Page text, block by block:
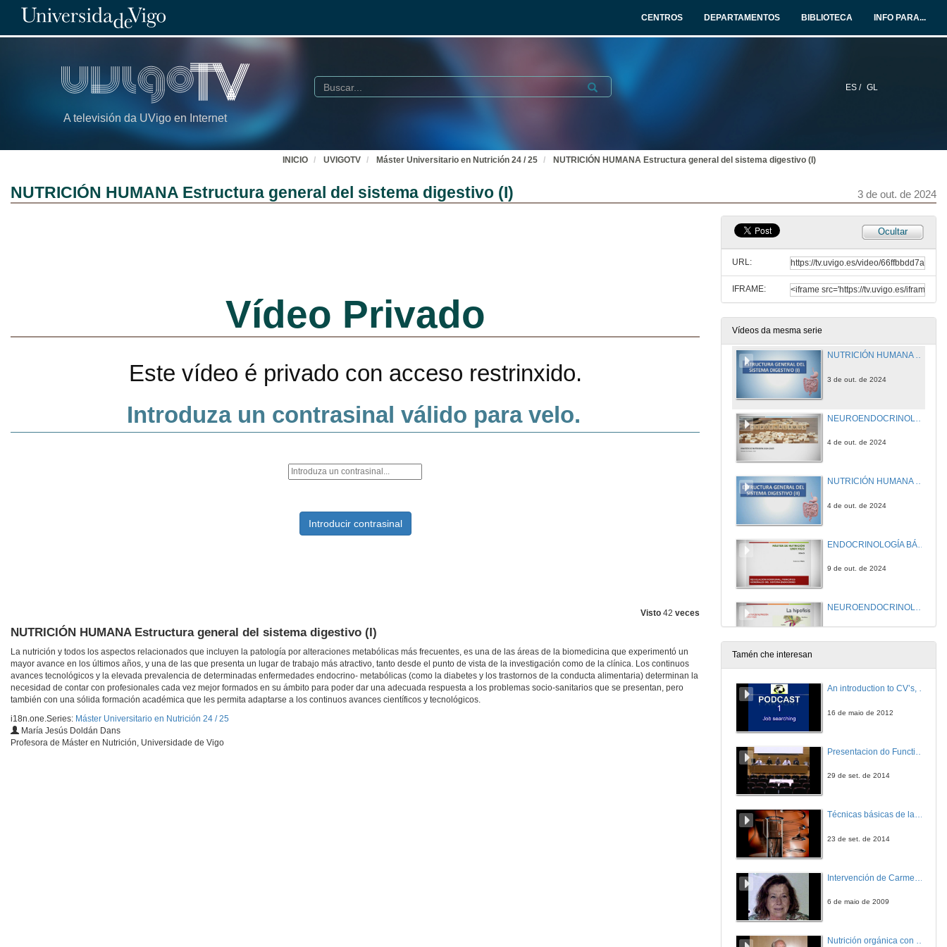
CENTROS DEPARTAMENTOS BIBLIOTECA INFO PARA...
A televisión da UVigo en Internet
ES / GL
Buscar Submit
INICIO UVIGOTV Máster Universitario en Nutrición 24 / 25 NUTRICIÓN HUMANA Estructura general del sistema digestivo (I)
NUTRICIÓN HUMANA Estructura general del sistema digestivo (I) 3 de out. de 2024
Visto 42 veces
NUTRICIÓN HUMANA Estructura general del sistema digestivo (I)
La nutrición y todos los aspectos relacionados que incluyen la patología por alteraciones metabólicas más frecuentes, es una de las áreas de la biomedicina que experimentó un
mayor avance en los últimos años, y una de las que presenta un lugar de trabajo más atractivo, tanto desde el punto de vista de la investigación como de la clínica. Los continuos
avances tecnológicos y la elevada prevalencia de determinadas enfermedades endocrino- metabólicas (como la diabetes y los trastornos de la conducta alimentaria) determinan la
necesidad de contar con profesionales cada vez mejor formados en su ámbito para poder dar una adecuada respuesta a los problemas socio-sanitarios que se presentan, pero
también con una sólida formación académica que les permita adaptarse a los continuos avances científicos y tecnológicos.
i18n.one.Series: Máster Universitario en Nutrición 24 / 25
María Jesús Doldán Dans
Profesora de Máster en Nutrición, Universidade de Vigo
Ocultar
URL:
IFRAME:
Vídeos da mesma serie
Presentación del Máster Universitario en Nutricón, curso 24 / 25
ENDOCRINOLOGÍA BÁSICA Y CLÍNICA: Sistema Endocrino conceptos generales I
3 de out. de 2024
NUTRICIÓN HUMANA Estructura general del sistema digestivo (I)
3 de out. de 2024
4 de out. de 2024
NUTRICIÓN HUMANA Estructura general del sistema digestivo (II)
4 de out. de 2024
9 de out. de 2024
NEUROENDOCRINOLOGÍA: La Hipófisis
NUTRICIÓN HUMANA: Estructura general del sistema digestivo (III)
Tamén che interesan
An introduction to CV’s, letters, and job searching
16 de maio de 2012
29 de set. de 2014
Técnicas básicas de laboratorio aplicadas á bioloxía
23 de set. de 2014
6 de maio de 2009
Nutrición orgánica con auga de mar